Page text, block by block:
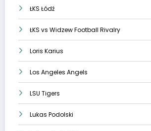
ŁKS Łódź
ŁKS vs Widzew Football Rivalry
Loris Karius
Los Angeles Angels
LSU Tigers
Lukas Podolski